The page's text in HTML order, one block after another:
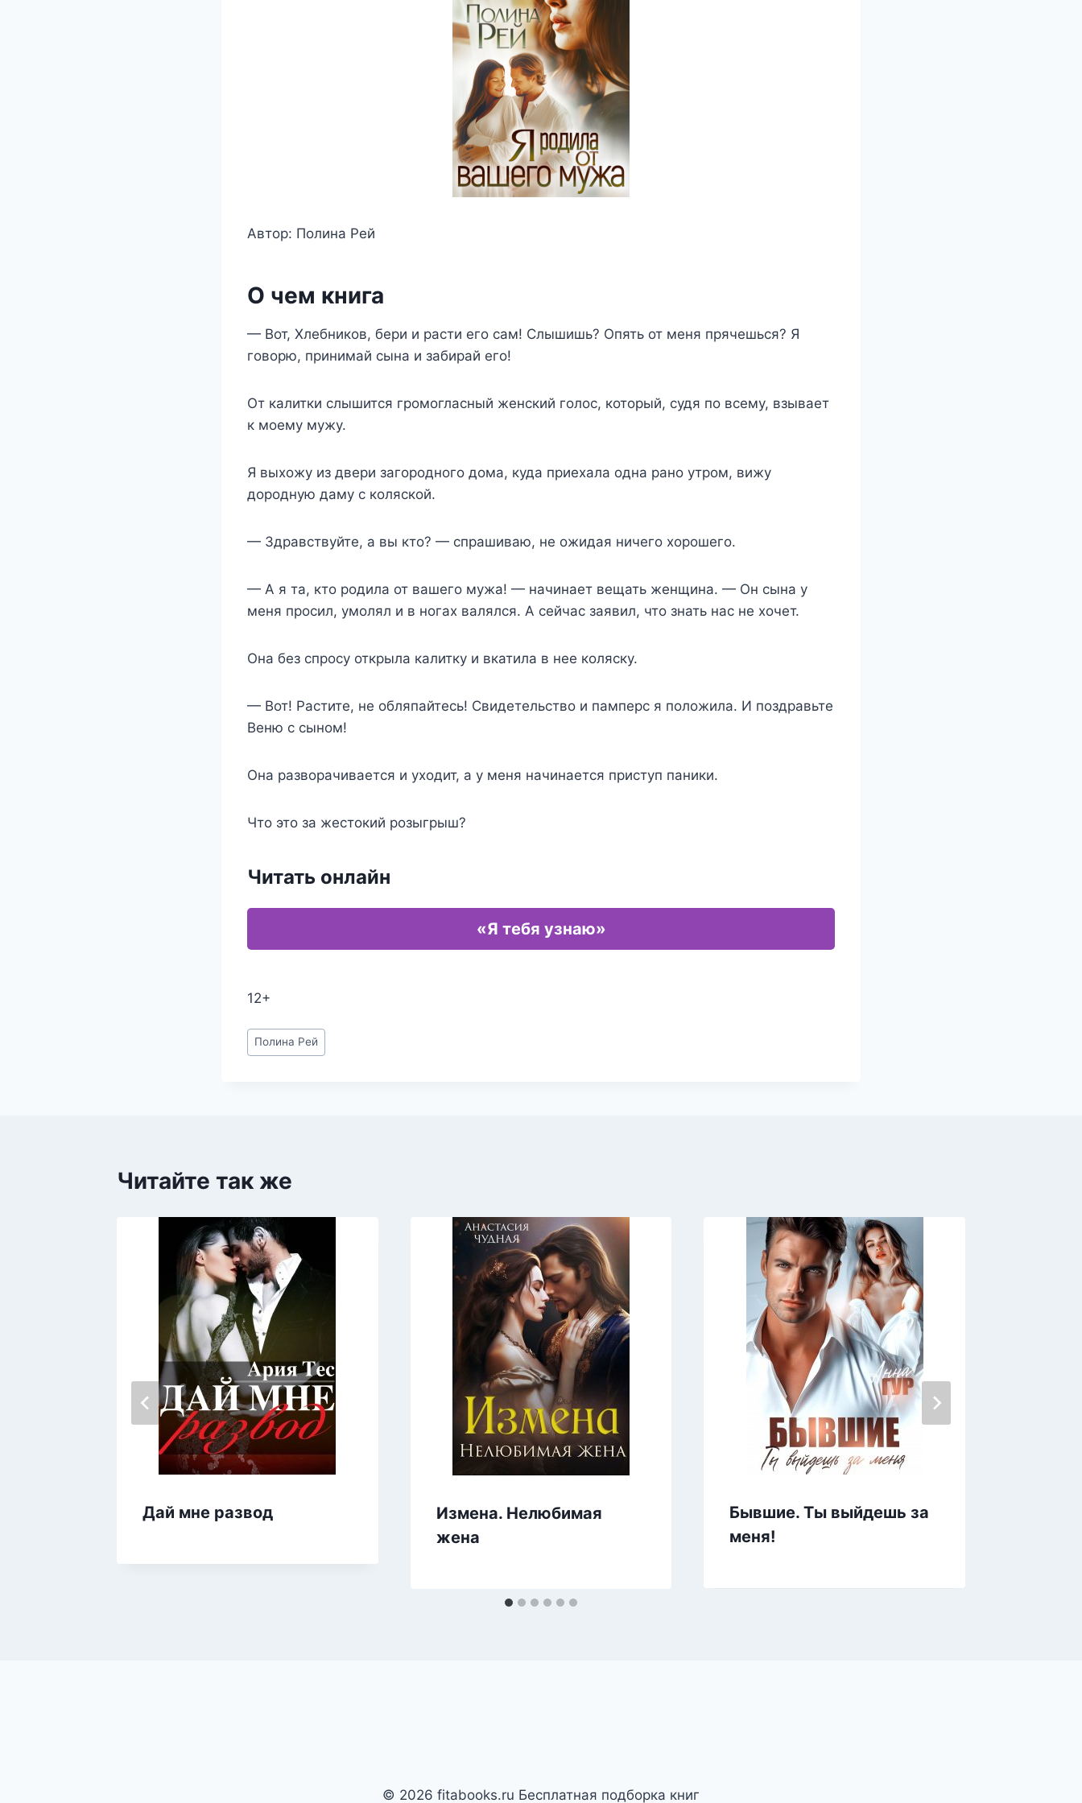
Автор: Полина Рей
О чем книга
— Вот, Хлебников, бери и расти его сам! Слышишь? Опять от меня прячешься? Я
говорю, принимай сына и забирай его!
От калитки слышится громогласный женский голос, который, судя по всему, взывает
к моему мужу.
Я выхожу из двери загородного дома, куда приехала одна рано утром, вижу
дородную даму с коляской.
— Здравствуйте, а вы кто? — спрашиваю, не ожидая ничего хорошего.
— А я та, кто родила от вашего мужа! — начинает вещать женщина. — Он сына у
меня просил, умолял и в ногах валялся. А сейчас заявил, что знать нас не хочет.
Она без спросу открыла калитку и вкатила в нее коляску.
— Вот! Растите, не обляпайтесь! Свидетельство и памперс я положила. И поздравьте
Веню с сыном!
Она разворачивается и уходит, а у меня начинается приступ паники.
Что это за жестокий розыгрыш?
Читать онлайн
«Я тебя узнаю»
12+
Метки
записи:
Полина Рей
Читайте так же
Дай мне развод
Измена. Нелюбимая
жена
Бывшие. Ты выйдешь за
меня!
© 2026 fitabooks.ru Бесплатная подборка книг